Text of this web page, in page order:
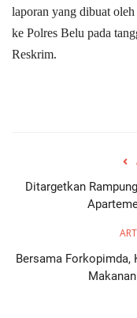
laporan yang dibuat
ke Polres Belu pada
Reskrim.
Ditargetkan
Bersama Forkopimda,